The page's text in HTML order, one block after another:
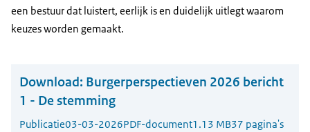
een bestuur dat luistert, eerlijk is en duidelijk uitlegt waarom
keuzes worden gemaakt.
Download: Burgerperspectieven 2026 bericht
1 - De stemming
Publicatie03-03-2026PDF-document1.13 MB37 pagina's